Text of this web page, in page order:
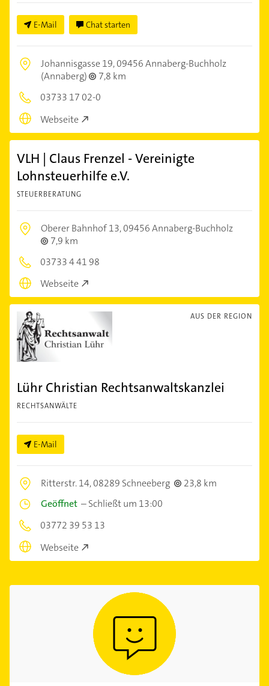
E-Mail Chat starten
Johannisgasse 19,09456 Annaberg-Buchholz
(Annaberg)
7,8 km
03733 17 02-0
Webseite
VLH | Claus Frenzel - Vereinigte
Lohnsteuerhilfe e.V.
STEUERBERATUNG
Oberer Bahnhof 13,09456 Annaberg-Buchholz
7,9 km
03733 4 41 98
Webseite
AUS DER REGION
Lühr Christian Rechtsanwaltskanzlei
RECHTSANWÄLTE
E-Mail
Ritterstr. 14,08289 Schneeberg
23,8 km
Geöffnet –Schließt um 13:00
03772 39 53 13
Webseite